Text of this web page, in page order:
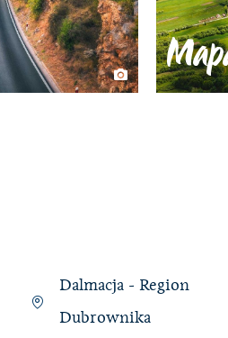
Dalmacja - Region
Dubrownika